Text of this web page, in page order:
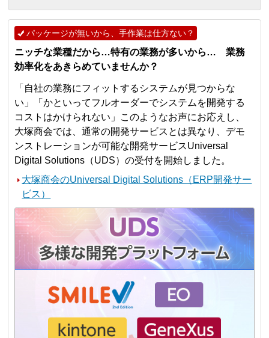
パッケージが無いから、手作業は仕方ない？
ニッチな業種だから…特有の業務が多いから… 業務
効率化をあきらめていませんか？
「自社の業務にフィットするシステムが見つからな
い」「かといってフルオーダーでシステムを開発する
コストはかけられない」このようなお声にお応えし、
大塚商会では、通常の開発サービスとは異なり、デモ
ンストレーションが可能な開発サービスUniversal
Digital Solutions（UDS）の受付を開始しました。
大塚商会のUniversal Digital Solutions（ERP開発サー
ビス）